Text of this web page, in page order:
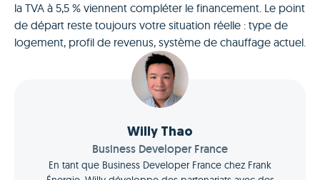
la TVA à 5,5 % viennent compléter le financement. Le point
de départ reste toujours votre situation réelle : type de
logement, profil de revenus, système de chauffage actuel.
Willy Thao
Business Developer France
En tant que Business Developer France chez Frank